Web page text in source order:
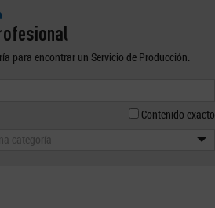
para encontrar un Servicio de Producción.
Contenido exacto
categoría